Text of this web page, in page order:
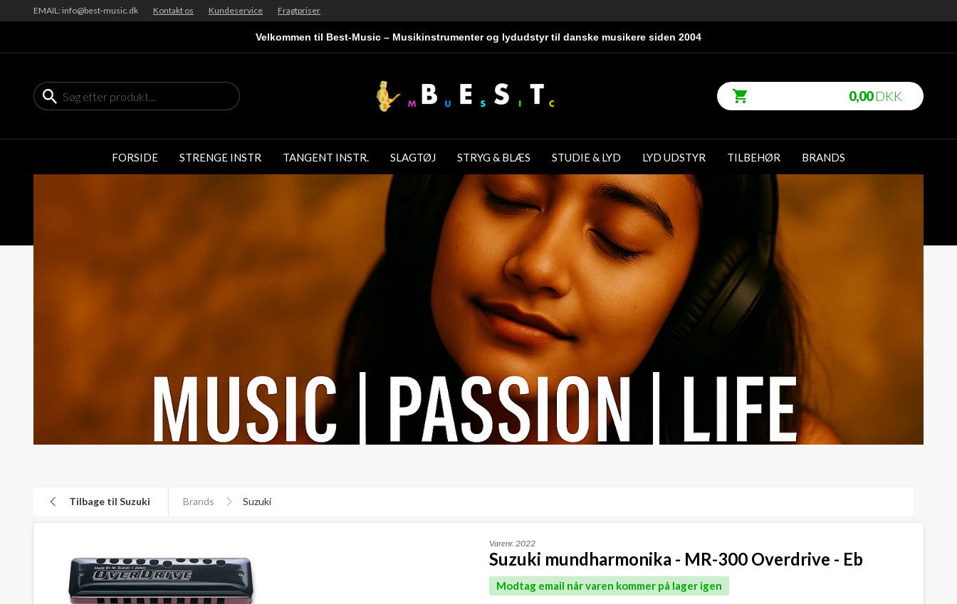
EMAIL: info@best-music.dk Kontakt os Kundeservice Fragtpriser
Velkommen til Best-Music – Musikinstrumenter og lydudstyr til danske musikere siden 2004
0,00DKK
FORSIDE STRENGE INSTR TANGENT INSTR. SLAGTØJ STRYG & BLÆS STUDIE & LYD LYD UDSTYR TILBEHØR BRANDS
Tilbage til Suzuki Brands Suzuki
Varenr. 2022
Suzuki mundharmonika - MR-300 Overdrive - Eb
Modtag email når varen kommer på lager igen